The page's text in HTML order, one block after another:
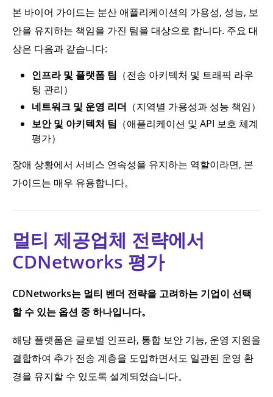
본 바이어 가이드는 분산 애플리케이션의 가용성, 성능, 보
안을 유지하는 책임을 가진 팀을 대상으로 합니다. 주요 대
상은 다음과 같습니다:
인프라 및 플랫폼 팀 （전송 아키텍처 및 트래픽 라우
팅 관리）
네트워크 및 운영 리더 （지역별 가용성과 성능 책임）
보안 및 아키텍처 팀 （애플리케이션 및 API 보호 체계
평가）
장애 상황에서 서비스 연속성을 유지하는 역할이라면, 본
가이드는 매우 유용합니다。
멀티 제공업체 전략에서
CDNetworks 평가
CDNetworks는 멀티 벤더 전략을 고려하는 기업이 선택
할 수 있는 옵션 중 하나입니다。
해당 플랫폼은 글로벌 인프라, 통합 보안 기능, 운영 지원을
결합하여 추가 전송 계층을 도입하면서도 일관된 운영 환
경을 유지할 수 있도록 설계되었습니다。